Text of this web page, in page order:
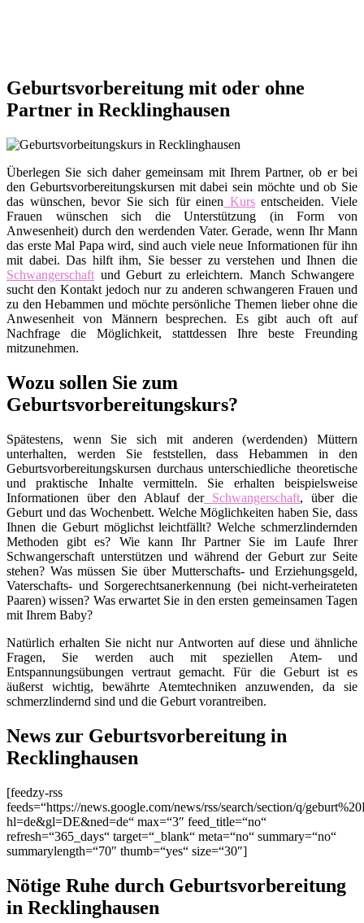
Geburtsvorbereitung mit oder ohne
Partner in Recklinghausen
Überlegen Sie sich daher gemeinsam mit Ihrem Partner, ob er bei
den Geburtsvorbereitungskursen mit dabei sein möchte und ob Sie
das wünschen, bevor Sie sich für einen Kursentscheiden. Viele
Frauen wünschen sich die Unterstützung (in Form von
Anwesenheit) durch den werdenden Vater. Gerade, wenn Ihr Mann
das erste Mal Papa wird, sind auch viele neue Informationen für ihn
mit dabei. Das hilft ihm, Sie besser zu verstehen und Ihnen die
Schwangerschaft und Geburt zu erleichtern. Manch Schwangere
sucht den Kontakt jedoch nur zu anderen schwangeren Frauen und
zu den Hebammen und möchte persönliche Themen lieber ohne die
Anwesenheit von Männern besprechen. Es gibt auch oft auf
Nachfrage die Möglichkeit, stattdessen Ihre beste Freunding
mitzunehmen.
Wozu sollen Sie zum
Geburtsvorbereitungskurs?
Spätestens, wenn Sie sich mit anderen (werdenden) Müttern
unterhalten, werden Sie feststellen, dass Hebammen in den
Geburtsvorbereitungskursen durchaus unterschiedliche theoretische
und praktische Inhalte vermitteln. Sie erhalten beispielsweise
Informationen über den Ablauf derSchwangerschaft, über die
Geburt und das Wochenbett. Welche Möglichkeiten haben Sie, dass
Ihnen die Geburt möglichst leichtfällt? Welche schmerzlindernden
Methoden gibt es? Wie kann Ihr Partner Sie im Laufe Ihrer
Schwangerschaft unterstützen und während der Geburt zur Seite
stehen? Was müssen Sie über Mutterschafts- und Erziehungsgeld,
Vaterschafts- und Sorgerechtsanerkennung (bei nicht-verheirateten
Paaren) wissen? Was erwartet Sie in den ersten gemeinsamen Tagen
mit Ihrem Baby?
Natürlich erhalten Sie nicht nur Antworten auf diese und ähnliche
Fragen, Sie werden auch mit speziellen Atem- und
Entspannungsübungen vertraut gemacht. Für die Geburt ist es
äußerst wichtig, bewährte Atemtechniken anzuwenden, da sie
schmerzlindernd sind und die Geburt vorantreiben.
News zur Geburtsvorbereitung in
Recklinghausen
[feedzy-rss
feeds=“https://news.google.com/news/rss/search/section/q/
hl=de&gl=DE&ned=de“ max=“3″ feed_title=“no“
refresh=“365_days“ target=“_blank“ meta=“no“ summary=“no“
summarylength=“70″ thumb=“yes“ size=“30″]
Nötige Ruhe durch Geburtsvorbereitung
in Recklinghausen